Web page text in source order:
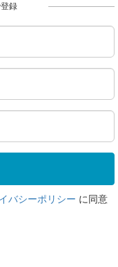
録
バシーポリシー に同意